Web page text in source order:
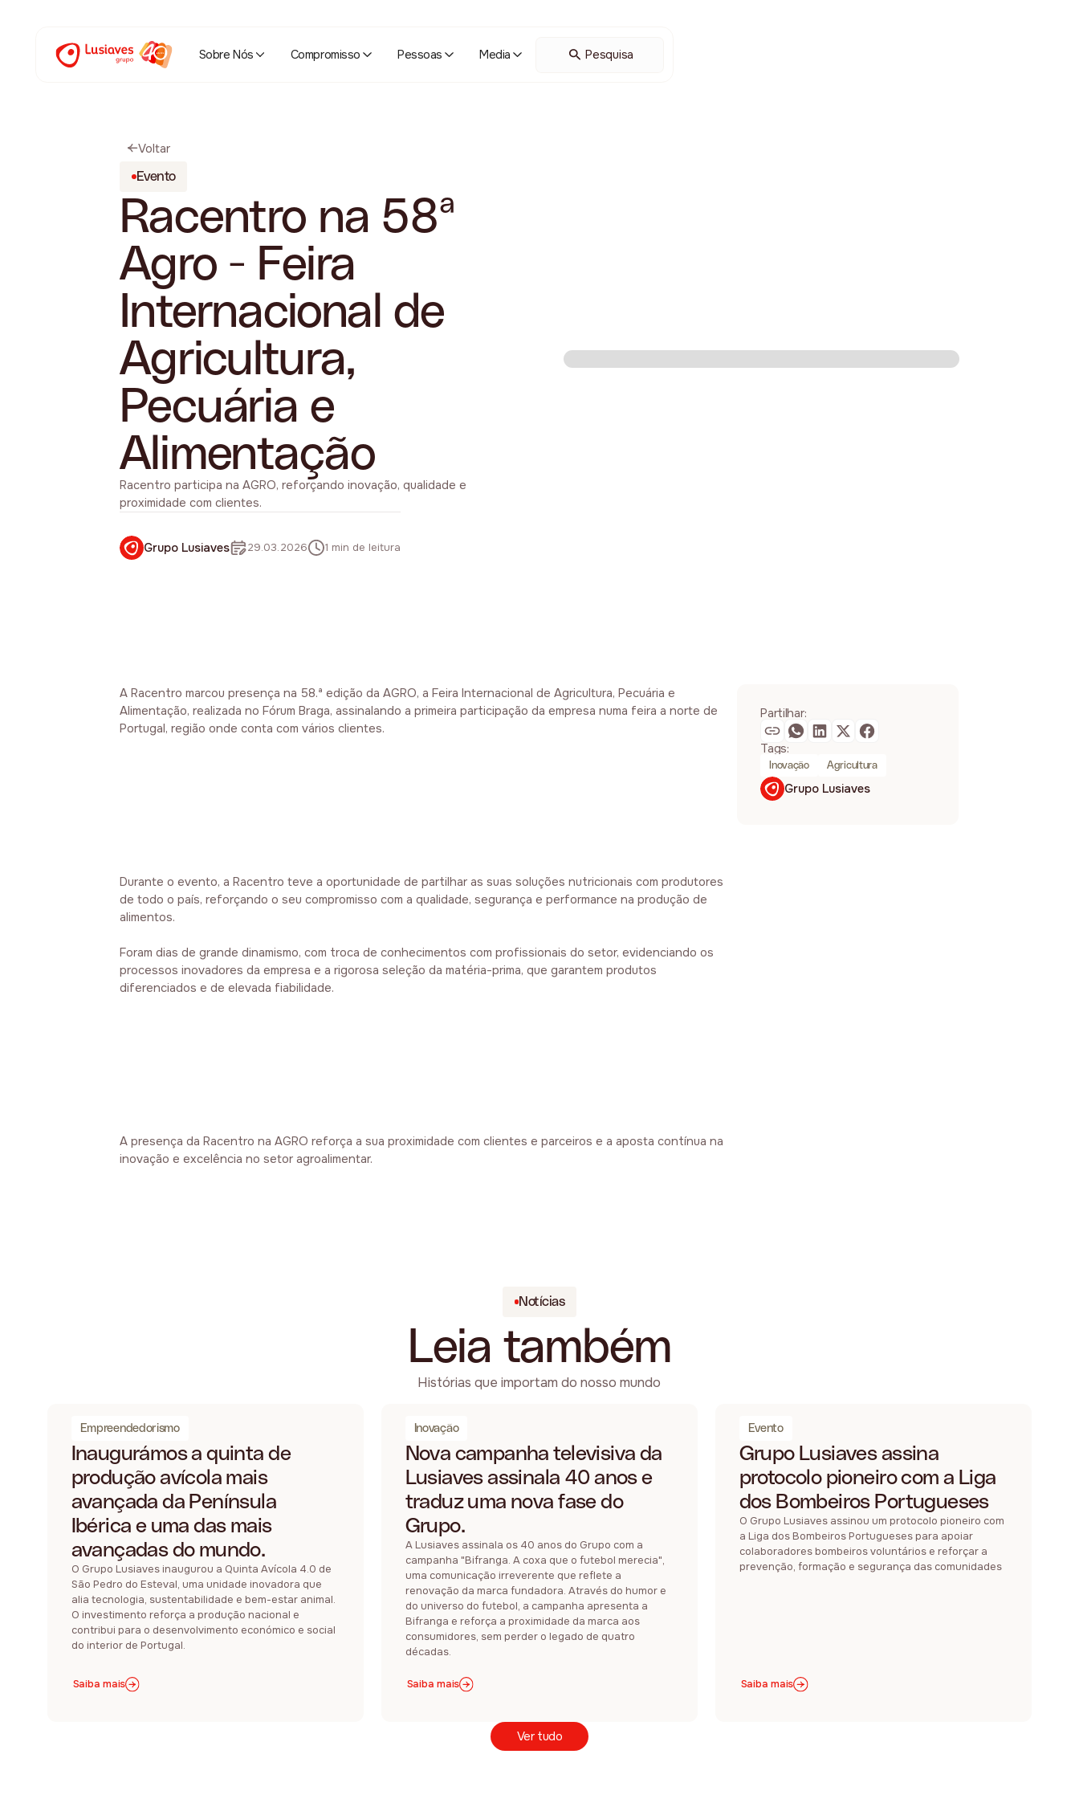
Sobre Nós Compromisso Pessoas Media
Voltar
Evento
Racentro na 58ª
Agro - Feira
Internacional de
Agricultura,
Pecuária e
Alimentação
Racentro participa na AGRO, reforçando inovação, qualidade e
proximidade com clientes.
Grupo Lusiaves 29.03.2026 1 min de leitura
A Racentro marcou presença na 58.ª edição da AGRO, a Feira Internacional de Agricultura, Pecuária e
Alimentação, realizada no Fórum Braga, assinalando a primeira participação da empresa numa feira a norte de
Portugal, região onde conta com vários clientes.
Durante o evento, a Racentro teve a oportunidade de partilhar as suas soluções nutricionais com produtores
de todo o país, reforçando o seu compromisso com a qualidade, segurança e performance na produção de
alimentos.
Foram dias de grande dinamismo, com troca de conhecimentos com profissionais do setor, evidenciando os
processos inovadores da empresa e a rigorosa seleção da matéria-prima, que garantem produtos
diferenciados e de elevada fiabilidade.
A presença da Racentro na AGRO reforça a sua proximidade com clientes e parceiros e a aposta contínua na
inovação e excelência no setor agroalimentar.
Partilhar:
Tags:
Inovação Agricultura
Grupo Lusiaves
Notícias
Leia também
Histórias que importam do nosso mundo
Empreendedorismo
Inaugurámos a quinta de
produção avícola mais
avançada da Península
Ibérica e uma das mais
avançadas do mundo.
O Grupo Lusiaves inaugurou a Quinta Avícola 4.0 de
São Pedro do Esteval, uma unidade inovadora que
alia tecnologia, sustentabilidade e bem-estar animal.
O investimento reforça a produção nacional e
contribui para o desenvolvimento económico e social
do interior de Portugal.
Saiba mais
Inovação
Nova campanha televisiva da
Lusiaves assinala 40 anos e
traduz uma nova fase do
Grupo.
A Lusiaves assinala os 40 anos do Grupo com a
campanha "Bifranga. A coxa que o futebol merecia",
uma comunicação irreverente que reflete a
renovação da marca fundadora. Através do humor e
do universo do futebol, a campanha apresenta a
Bifranga e reforça a proximidade da marca aos
consumidores, sem perder o legado de quatro
décadas.
Saiba mais
Evento
Grupo Lusiaves assina
protocolo pioneiro com a Liga
dos Bombeiros Portugueses
O Grupo Lusiaves assinou um protocolo pioneiro com
a Liga dos Bombeiros Portugueses para apoiar
colaboradores bombeiros voluntários e reforçar a
prevenção, formação e segurança das comunidades
Saiba mais
Ver tudo